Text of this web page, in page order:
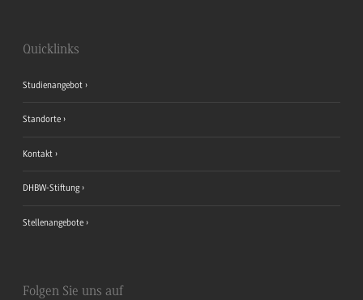
Quicklinks
Studienangebot
Standorte
Kontakt
DHBW-Stiftung
Stellenangebote
Folgen Sie uns auf